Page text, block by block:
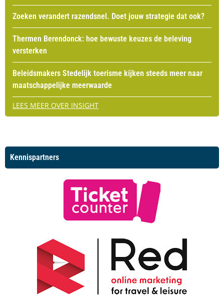
Zoeken verandert razendsnel. Doet jouw strategie dat ook?
Thermen Berendonck: hoe bewuste keuzes de beleving
versterken
Beleidsmakers Stedelijk toerisme kijken steeds meer naar
maatschappelijke meerwaarde
LEES MEER OVER INSIGHT
Kennispartners